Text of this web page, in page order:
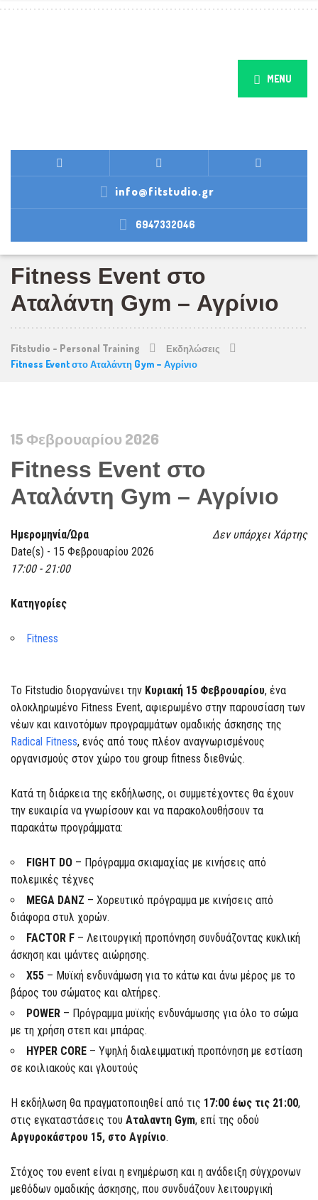
MENU
info@fitstudio.gr
6947332046
Fitness Event στο
Αταλάντη Gym – Αγρίνιο
Fitstudio - Personal Training
Εκδηλώσεις
Fitness Event στο Αταλάντη Gym – Αγρίνιο
15 Φεβρουαρίου 2026
Fitness Event στο
Αταλάντη Gym – Αγρίνιο
Δεν υπάρχει Χάρτης
Ημερομηνία/Ώρα
Date(s) - 15 Φεβρουαρίου 2026
17:00 - 21:00
Κατηγορίες
Fitness
Το Fitstudio διοργανώνει την Κυριακή 15 Φεβρουαρίου, ένα
ολοκληρωμένο Fitness Event, αφιερωμένο στην παρουσίαση των
νέων και καινοτόμων προγραμμάτων ομαδικής άσκησης της
Radical Fitness, ενός από τους πλέον αναγνωρισμένους
οργανισμούς στον χώρο του group fitness διεθνώς.
Κατά τη διάρκεια της εκδήλωσης, οι συμμετέχοντες θα έχουν
την ευκαιρία να γνωρίσουν και να παρακολουθήσουν τα
παρακάτω προγράμματα:
FIGHT DO – Πρόγραμμα σκιαμαχίας με κινήσεις από
πολεμικές τέχνες
MEGA DANZ – Χορευτικό πρόγραμμα με κινήσεις από
διάφορα στυλ χορών.
FACTOR F – Λειτουργική προπόνηση συνδυάζοντας κυκλική
άσκηση και ιμάντες αιώρησης.
Χ55 – Μυϊκή ενδυνάμωση για το κάτω και άνω μέρος με το
βάρος του σώματος και αλτήρες.
POWER – Πρόγραμμα μυϊκής ενδυνάμωσης για όλο το σώμα
με τη χρήση στεπ και μπάρας.
HYPER CORE – Υψηλή διαλειμματική προπόνηση με εστίαση
σε κοιλιακούς και γλουτούς
Η εκδήλωση θα πραγματοποιηθεί από τις 17:00 έως τις 21:00,
στις εγκαταστάσεις του Αταλαντη Gym, επί της οδού
Αργυροκάστρου 15, στο Αγρίνιο.
Στόχος του event είναι η ενημέρωση και η ανάδειξη σύγχρονων
μεθόδων ομαδικής άσκησης, που συνδυάζουν λειτουργική